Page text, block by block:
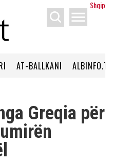
Shqip
menu
AT-BALLKANI ALBINFO.TV
Greqia për